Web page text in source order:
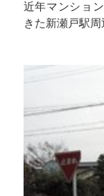
近年マンショ
きた新瀬戸駅周